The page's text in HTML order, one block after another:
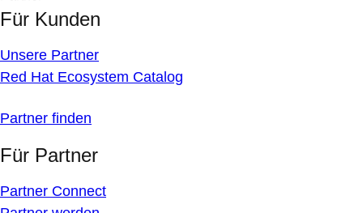
Für Kunden
Unsere Partner
Red Hat Ecosystem Catalog
Partner finden
Für Partner
Partner Connect